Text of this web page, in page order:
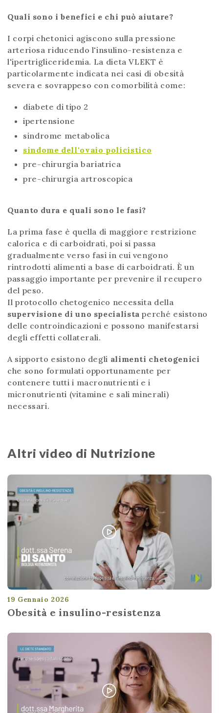
Quali sono i benefici e chi può aiutare?
I corpi chetonici agiscono sulla pressione
arteriosa riducendo l'insulino-resistenza e
l'ipertrigliceridemia. La dieta VLEKT è
particolarmente indicata nei casi di obesità
severa e sovrappeso con comorbilità come:
diabete di tipo 2
ipertensione
sindrome metabolica
sindome dell'ovaio policistico
pre-chirurgia bariatrica
pre-chirurgia artroscopica
Quanto dura e quali sono le fasi?
La prima fase è quella di maggiore restrizione
calorica e di carboidrati, poi si passa
gradualmente verso fasi in cui vengono
rintrodotti alimenti a base di carboidrati. È un
passaggio importante per prevenire il recupero
del peso.
Il protocollo chetogenico necessita della
supervisione di uno specialista perché esistono
delle controindicazioni e possono manifestarsi
degli effetti collaterali.
A sipporto esistono degli alimenti chetogenici
che sono formulati opportunamente per
contenere tutti i macronutrienti e i
micronutrienti (vitamine e sali minerali)
necessari.
Altri video di Nutrizione
19 Gennaio 2026
Obesità e insulino-resistenza